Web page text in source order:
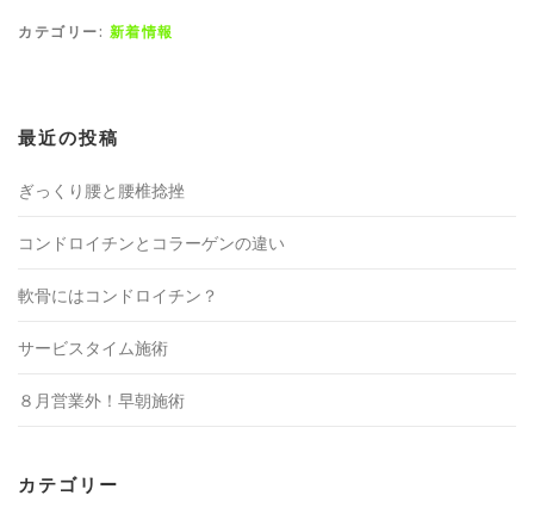
カテゴリー: 新着情報
最近の投稿
ぎっくり腰と腰椎捻挫
コンドロイチンとコラーゲンの違い
軟骨にはコンドロイチン？
サービスタイム施術
８月営業外！早朝施術
カテゴリー